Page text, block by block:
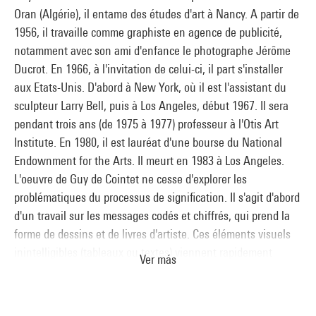
Oran (Algérie), il entame des études d'art à Nancy. A partir de
1956, il travaille comme graphiste en agence de publicité,
notamment avec son ami d'enfance le photographe Jérôme
Ducrot. En 1966, à l'invitation de celui-ci, il part s'installer
aux Etats-Unis. D'abord à New York, où il est l'assistant du
sculpteur Larry Bell, puis à Los Angeles, début 1967. Il sera
pendant trois ans (de 1975 à 1977) professeur à l'Otis Art
Institute. En 1980, il est lauréat d'une bourse du National
Endownment for the Arts. Il meurt en 1983 à Los Angeles.
L'oeuvre de Guy de Cointet ne cesse d'explorer les
problématiques du processus de signification. Il s'agit d'abord
d'un travail sur les messages codés et chiffrés, qui prend la
forme de dessins et de livres d'artiste. Ces éléments visuels
inintelligibles (tableaux ou textes) viennent rapidement
Ver más